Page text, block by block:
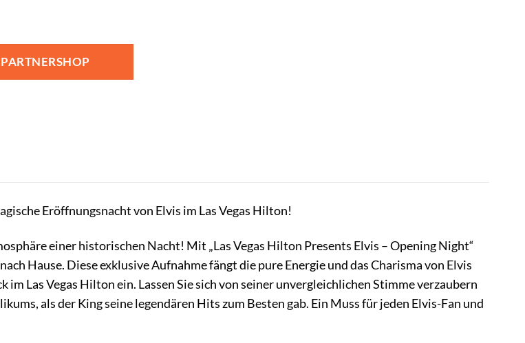
Eröffnungsnacht von Elvis im Las Vegas Hilton!
einer historischen Nacht! Mit „Las Vegas Hilton Presents Elvis – Opening Night“
Hause. Diese exklusive Aufnahme fängt die pure Energie und das Charisma von Elvis
im Las Vegas Hilton ein. Lassen Sie sich von seiner unvergleichlichen Stimme verzaubern
als der King seine legendären Hits zum Besten gab. Ein Muss für jeden Elvis-Fan und